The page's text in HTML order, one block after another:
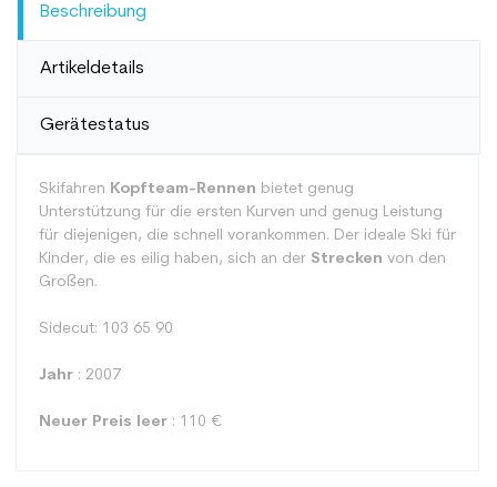
Beschreibung
Artikeldetails
Gerätestatus
Skifahren Kopfteam-Rennen bietet genug
Unterstützung für die ersten Kurven und genug Leistung
für diejenigen, die schnell vorankommen. Der ideale Ski für
Kinder, die es eilig haben, sich an der Strecken von den
Großen.
Sidecut: 103 65 90
Jahr : 2007
Neuer Preis leer : 110 €